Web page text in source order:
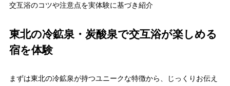
交互浴のコツや注意点を実体験に基づき紹介
東北の冷鉱泉・炭酸泉で交互浴が楽しめる
宿を体験
まずは東北の冷鉱泉が持つユニークな特徴から、じっくりお伝え